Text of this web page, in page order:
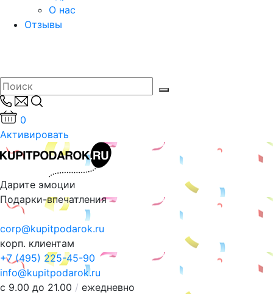
О нас
Отзывы
0
Активировать
Дарите эмоции
Подарки-впечатления
corp@kupitpodarok.ru
корп. клиентам
+7 (495) 225-45-90
info@kupitpodarok.ru
с 9.00 до 21.00 / ежедневно